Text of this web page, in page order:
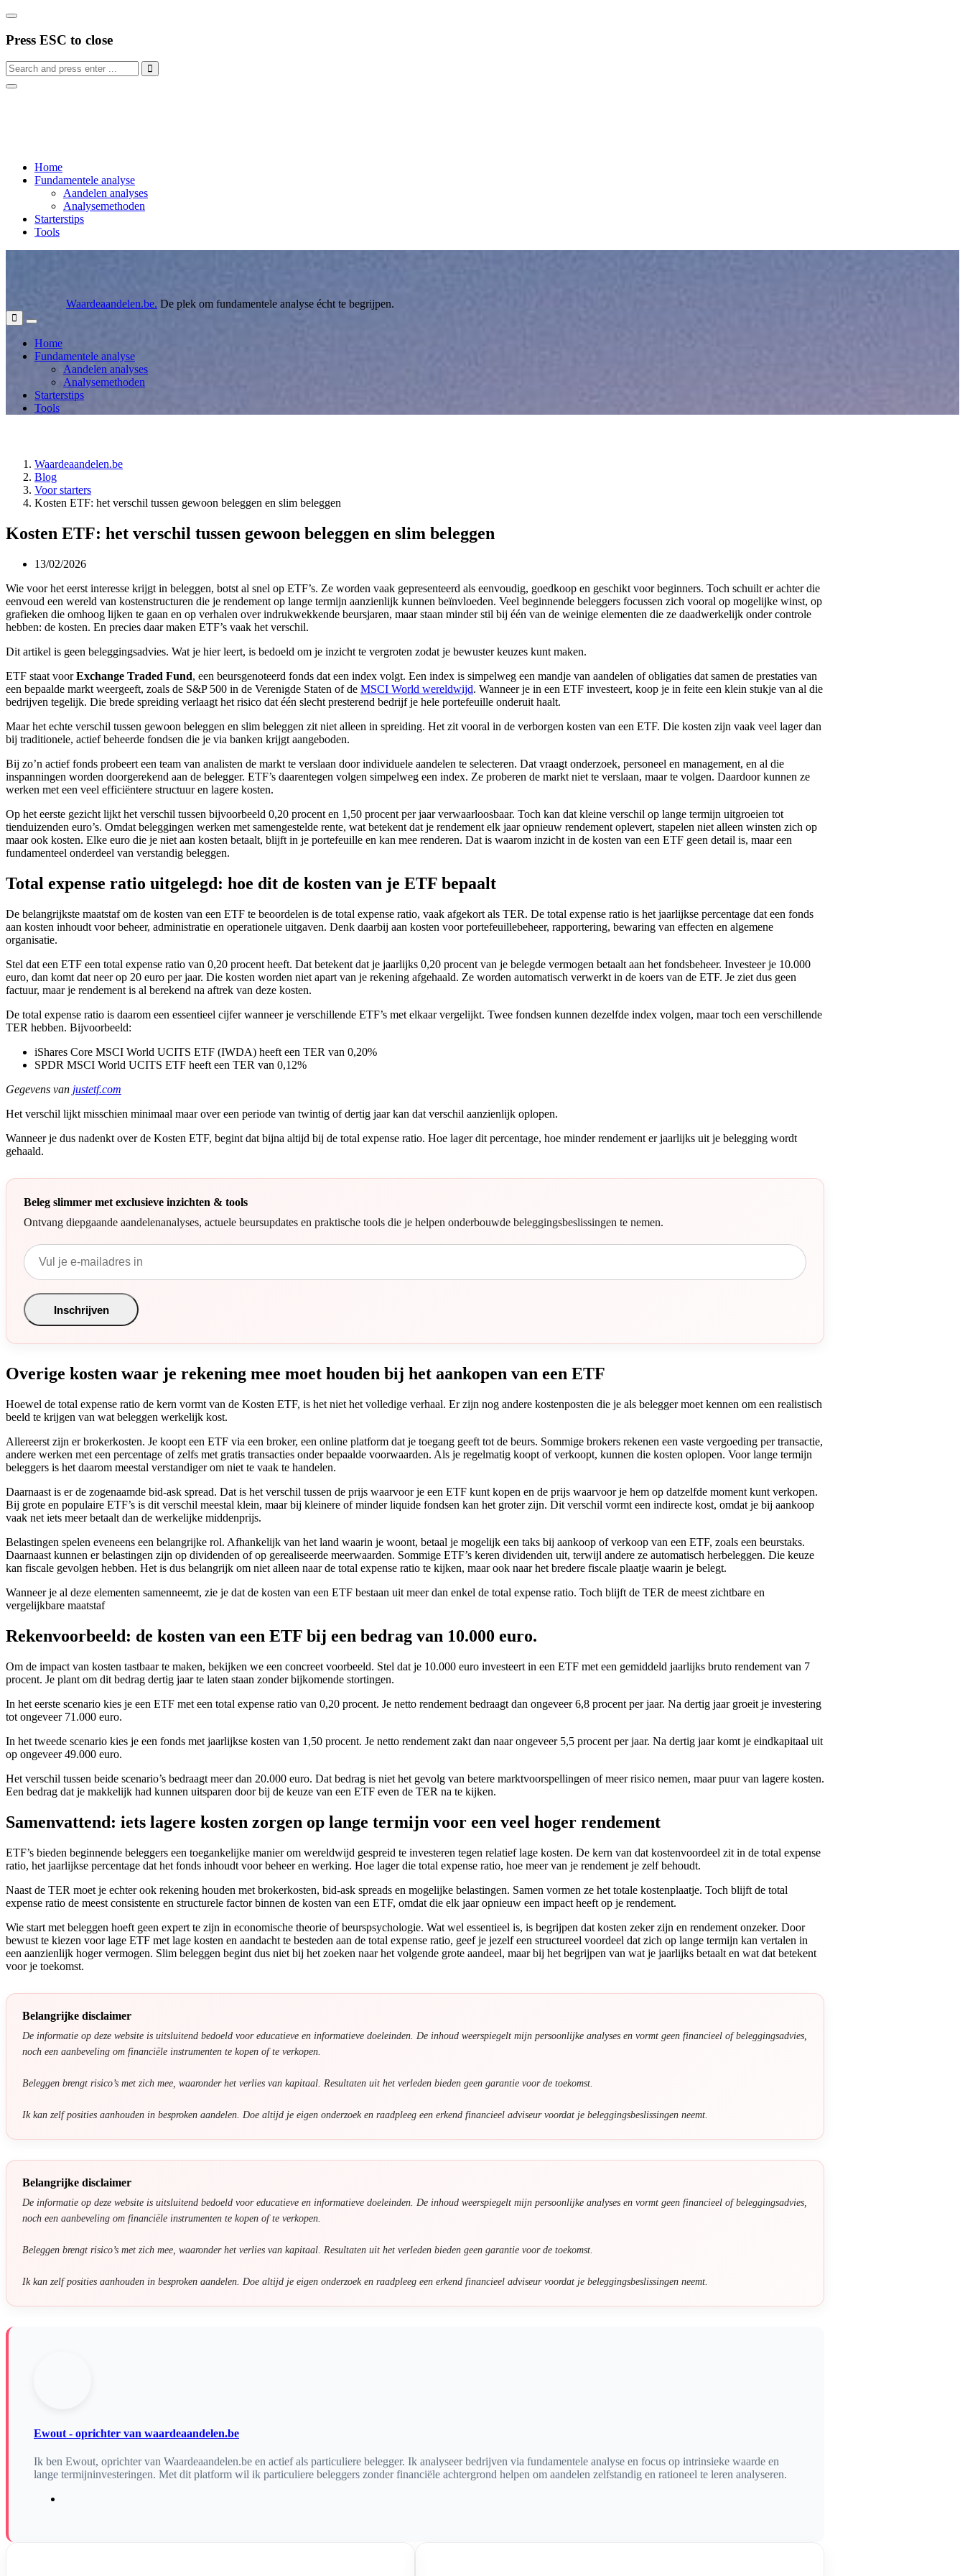
Press ESC to close
Home
Fundamentele analyse
Aandelen analyses
Analysemethoden
Starterstips
Tools
Waardeaandelen.be. De plek om fundamentele analyse écht te begrijpen.
Home
Fundamentele analyse
Aandelen analyses
Analysemethoden
Starterstips
Tools
Waardeaandelen.be
Blog
Voor starters
Kosten ETF: het verschil tussen gewoon beleggen en slim beleggen
Kosten ETF: het verschil tussen gewoon beleggen en slim beleggen
13/02/2026
Wie voor het eerst interesse krijgt in beleggen, botst al snel op ETF’s. Ze worden vaak gepresenteerd als eenvoudig, goedkoop en geschikt voor beginners. Toch schuilt er achter die
eenvoud een wereld van kostenstructuren die je rendement op lange termijn aanzienlijk kunnen beïnvloeden. Veel beginnende beleggers focussen zich vooral op mogelijke winst, op
grafieken die omhoog lijken te gaan en op verhalen over indrukwekkende beursjaren, maar staan minder stil bij één van de weinige elementen die ze daadwerkelijk onder controle
hebben: de kosten. En precies daar maken ETF’s vaak het verschil.
Dit artikel is geen beleggingsadvies. Wat je hier leert, is bedoeld om je inzicht te vergroten zodat je bewuster keuzes kunt maken.
ETF staat voorExchange Traded Fund, een beursgenoteerd fonds dat een index volgt. Een index is simpelweg een mandje van aandelen of obligaties dat samen de prestaties van
een bepaalde markt weergeeft, zoals de S&P 500 in de Verenigde Staten of de MSCI World wereldwijd. Wanneer je in een ETF investeert, koop je in feite een klein stukje van al die
bedrijven tegelijk. Die brede spreiding verlaagt het risico dat één slecht presterend bedrijf je hele portefeuille onderuit haalt.
Maar het echte verschil tussen gewoon beleggen en slim beleggen zit niet alleen in spreiding. Het zit vooral in de verborgen kosten van een ETF. Die kosten zijn vaak veel lager dan
bij traditionele, actief beheerde fondsen die je via banken krijgt aangeboden.
Bij zo’n actief fonds probeert een team van analisten de markt te verslaan door individuele aandelen te selecteren. Dat vraagt onderzoek, personeel en management, en al die
inspanningen worden doorgerekend aan de belegger. ETF’s daarentegen volgen simpelweg een index. Ze proberen de markt niet te verslaan, maar te volgen. Daardoor kunnen ze
werken met een veel efficiëntere structuur en lagere kosten.
Op het eerste gezicht lijkt het verschil tussen bijvoorbeeld 0,20 procent en 1,50 procent per jaar verwaarloosbaar. Toch kan dat kleine verschil op lange termijn uitgroeien tot
tienduizenden euro’s. Omdat beleggingen werken met samengestelde rente, wat betekent dat je rendement elk jaar opnieuw rendement oplevert, stapelen niet alleen winsten zich op
maar ook kosten. Elke euro die je niet aan kosten betaalt, blijft in je portefeuille en kan mee renderen. Dat is waarom inzicht in de kosten van een ETF geen detail is, maar een
fundamenteel onderdeel van verstandig beleggen.
Total expense ratio uitgelegd: hoe dit de kosten van je ETF bepaalt
De belangrijkste maatstaf om de kosten van een ETF te beoordelen is de total expense ratio, vaak afgekort als TER. De total expense ratio is het jaarlijkse percentage dat een fonds
aan kosten inhoudt voor beheer, administratie en operationele uitgaven. Denk daarbij aan kosten voor portefeuillebeheer, rapportering, bewaring van effecten en algemene
organisatie.
Stel dat een ETF een total expense ratio van 0,20 procent heeft. Dat betekent dat je jaarlijks 0,20 procent van je belegde vermogen betaalt aan het fondsbeheer. Investeer je 10.000
euro, dan komt dat neer op 20 euro per jaar. Die kosten worden niet apart van je rekening afgehaald. Ze worden automatisch verwerkt in de koers van de ETF. Je ziet dus geen
factuur, maar je rendement is al berekend na aftrek van deze kosten.
De total expense ratio is daarom een essentieel cijfer wanneer je verschillende ETF’s met elkaar vergelijkt. Twee fondsen kunnen dezelfde index volgen, maar toch een verschillende
TER hebben. Bijvoorbeeld:
iShares Core MSCI World UCITS ETF (IWDA) heeft een TER van 0,20%
SPDR MSCI World UCITS ETF heeft een TER van 0,12%
Gegevens van justetf.com
Het verschil lijkt misschien minimaal maar over een periode van twintig of dertig jaar kan dat verschil aanzienlijk oplopen.
Wanneer je dus nadenkt over de Kosten ETF, begint dat bijna altijd bij de total expense ratio. Hoe lager dit percentage, hoe minder rendement er jaarlijks uit je belegging wordt
gehaald.
Beleg slimmer met exclusieve inzichten & tools
Ontvang diepgaande aandelenanalyses, actuele beursupdates en praktische tools die je helpen onderbouwde beleggingsbeslissingen te nemen.
Overige kosten waar je rekening mee moet houden bij het aankopen van een ETF
Hoewel de total expense ratio de kern vormt van de Kosten ETF, is het niet het volledige verhaal. Er zijn nog andere kostenposten die je als belegger moet kennen om een realistisch
beeld te krijgen van wat beleggen werkelijk kost.
Allereerst zijn er brokerkosten. Je koopt een ETF via een broker, een online platform dat je toegang geeft tot de beurs. Sommige brokers rekenen een vaste vergoeding per transactie,
andere werken met een percentage of zelfs met gratis transacties onder bepaalde voorwaarden. Als je regelmatig koopt of verkoopt, kunnen die kosten oplopen. Voor lange termijn
beleggers is het daarom meestal verstandiger om niet te vaak te handelen.
Daarnaast is er de zogenaamde bid-ask spread. Dat is het verschil tussen de prijs waarvoor je een ETF kunt kopen en de prijs waarvoor je hem op datzelfde moment kunt verkopen.
Bij grote en populaire ETF’s is dit verschil meestal klein, maar bij kleinere of minder liquide fondsen kan het groter zijn. Dit verschil vormt een indirecte kost, omdat je bij aankoop
vaak net iets meer betaalt dan de werkelijke middenprijs.
Belastingen spelen eveneens een belangrijke rol. Afhankelijk van het land waarin je woont, betaal je mogelijk een taks bij aankoop of verkoop van een ETF, zoals een beurstaks.
Daarnaast kunnen er belastingen zijn op dividenden of op gerealiseerde meerwaarden. Sommige ETF’s keren dividenden uit, terwijl andere ze automatisch herbeleggen. Die keuze
kan fiscale gevolgen hebben. Het is dus belangrijk om niet alleen naar de total expense ratio te kijken, maar ook naar het bredere fiscale plaatje waarin je belegt.
Wanneer je al deze elementen samenneemt, zie je dat de kosten van een ETF bestaan uit meer dan enkel de total expense ratio. Toch blijft de TER de meest zichtbare en
vergelijkbare maatstaf
Rekenvoorbeeld: de kosten van een ETF bij een bedrag van 10.000 euro.
Om de impact van kosten tastbaar te maken, bekijken we een concreet voorbeeld. Stel dat je 10.000 euro investeert in een ETF met een gemiddeld jaarlijks bruto rendement van 7
procent. Je plant om dit bedrag dertig jaar te laten staan zonder bijkomende stortingen.
In het eerste scenario kies je een ETF met een total expense ratio van 0,20 procent. Je netto rendement bedraagt dan ongeveer 6,8 procent per jaar. Na dertig jaar groeit je investering
tot ongeveer 71.000 euro.
In het tweede scenario kies je een fonds met jaarlijkse kosten van 1,50 procent. Je netto rendement zakt dan naar ongeveer 5,5 procent per jaar. Na dertig jaar komt je eindkapitaal uit
op ongeveer 49.000 euro.
Het verschil tussen beide scenario’s bedraagt meer dan 20.000 euro. Dat bedrag is niet het gevolg van betere marktvoorspellingen of meer risico nemen, maar puur van lagere kosten.
Een bedrag dat je makkelijk had kunnen uitsparen door bij de keuze van een ETF even de TER na te kijken.
Samenvattend: iets lagere kosten zorgen op lange termijn voor een veel hoger rendement
ETF’s bieden beginnende beleggers een toegankelijke manier om wereldwijd gespreid te investeren tegen relatief lage kosten. De kern van dat kostenvoordeel zit in de total expense
ratio, het jaarlijkse percentage dat het fonds inhoudt voor beheer en werking. Hoe lager die total expense ratio, hoe meer van je rendement je zelf behoudt.
Naast de TER moet je echter ook rekening houden met brokerkosten, bid-ask spreads en mogelijke belastingen. Samen vormen ze het totale kostenplaatje. Toch blijft de total
expense ratio de meest consistente en structurele factor binnen de kosten van een ETF, omdat die elk jaar opnieuw een impact heeft op je rendement.
Wie start met beleggen hoeft geen expert te zijn in economische theorie of beurspsychologie. Wat wel essentieel is, is begrijpen dat kosten zeker zijn en rendement onzeker. Door
bewust te kiezen voor lage ETF met lage kosten en aandacht te besteden aan de total expense ratio, geef je jezelf een structureel voordeel dat zich op lange termijn kan vertalen in
een aanzienlijk hoger vermogen. Slim beleggen begint dus niet bij het zoeken naar het volgende grote aandeel, maar bij het begrijpen van wat je jaarlijks betaalt en wat dat betekent
voor je toekomst.
Belangrijke disclaimer
De informatie op deze website is uitsluitend bedoeld voor educatieve en informatieve doeleinden. De inhoud weerspiegelt mijn persoonlijke analyses en vormt geen financieel of beleggingsadvies,
noch een aanbeveling om financiële instrumenten te kopen of te verkopen.
Beleggen brengt risico’s met zich mee, waaronder het verlies van kapitaal. Resultaten uit het verleden bieden geen garantie voor de toekomst.
Ik kan zelf posities aanhouden in besproken aandelen. Doe altijd je eigen onderzoek en raadpleeg een erkend financieel adviseur voordat je beleggingsbeslissingen neemt.
Belangrijke disclaimer
De informatie op deze website is uitsluitend bedoeld voor educatieve en informatieve doeleinden. De inhoud weerspiegelt mijn persoonlijke analyses en vormt geen financieel of beleggingsadvies,
noch een aanbeveling om financiële instrumenten te kopen of te verkopen.
Beleggen brengt risico’s met zich mee, waaronder het verlies van kapitaal. Resultaten uit het verleden bieden geen garantie voor de toekomst.
Ik kan zelf posities aanhouden in besproken aandelen. Doe altijd je eigen onderzoek en raadpleeg een erkend financieel adviseur voordat je beleggingsbeslissingen neemt.
Ewout - oprichter van waardeaandelen.be
Ik ben Ewout, oprichter van Waardeaandelen.be en actief als particuliere belegger. Ik analyseer bedrijven via fundamentele analyse en focus op intrinsieke waarde en
lange termijninvesteringen. Met dit platform wil ik particuliere beleggers zonder financiële achtergrond helpen om aandelen zelfstandig en rationeel te leren analyseren.